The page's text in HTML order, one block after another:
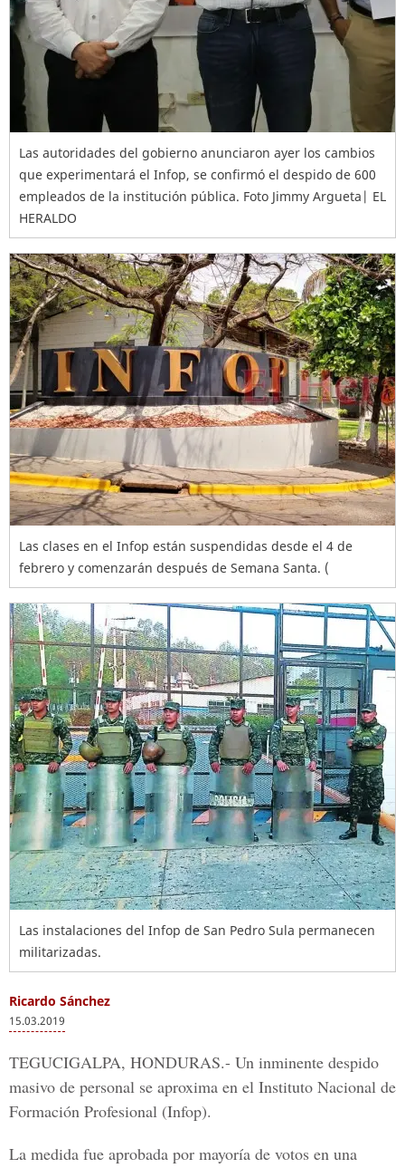
Las autoridades del gobierno anunciaron ayer los cambios
que experimentará el Infop, se confirmó el despido de 600
empleados de la institución pública. Foto Jimmy Argueta| EL
HERALDO
Las clases en el Infop están suspendidas desde el 4 de
febrero y comenzarán después de Semana Santa. (
Las instalaciones del Infop de San Pedro Sula permanecen
militarizadas.
Ricardo Sánchez
15.03.2019
TEGUCIGALPA, HONDURAS.- Un inminente despido
masivo de personal se aproxima en el Instituto Nacional de
Formación Profesional (Infop).
La medida fue aprobada por mayoría de votos en una